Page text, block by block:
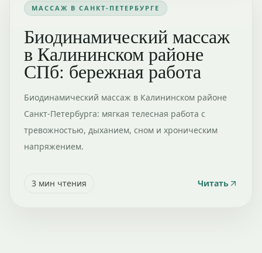
МАССАЖ В САНКТ-ПЕТЕРБУРГЕ
Биодинамический массаж
в Калининском районе
СПб: бережная работа
Биодинамический массаж в Калининском районе
Санкт-Петербурга: мягкая телесная работа с
тревожностью, дыханием, сном и хроническим
напряжением.
3 мин чтения Читать